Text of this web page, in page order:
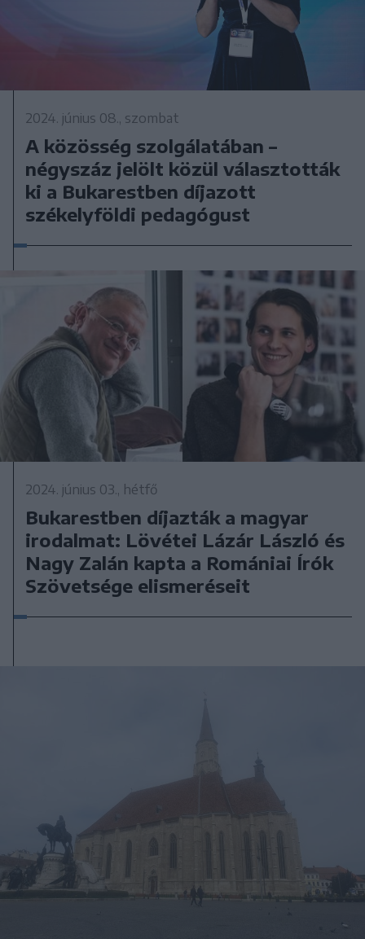
2024. június 08., szombat
A közösség szolgálatában –
négyszáz jelölt közül választották
ki a Bukarestben díjazott
székelyföldi pedagógust
2024. június 03., hétfő
Bukarestben díjazták a magyar
irodalmat: Lövétei Lázár László és
Nagy Zalán kapta a Romániai Írók
Szövetsége elismeréseit